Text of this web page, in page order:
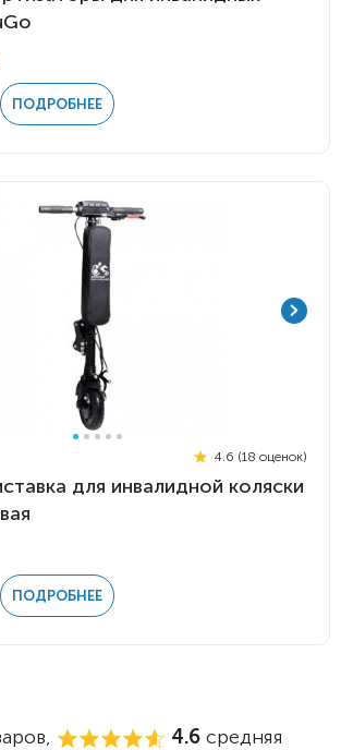
ПОДРОБНЕЕ
4.6 (18 оценок)
для инвалидной коляски
ПОДРОБНЕЕ
4.6 средняя